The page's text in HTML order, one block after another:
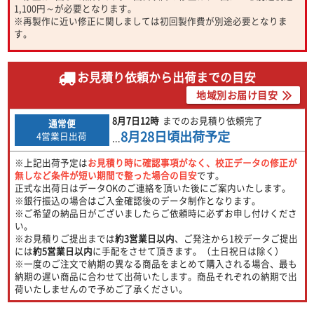
1,100円～が必要となります。
※再製作に近い修正に関しましては初回製作費が別途必要となりま
す。
お見積り依頼から出荷までの目安
地域別お届け目安
通常便
4営業日出荷
8月7日12時 までのお見積り依頼完了
...8月28日頃出荷予定
※上記出荷予定はお見積り時に確認事項がなく、校正データの修正が
無しなど条件が短い期間で整った場合の目安です。
正式な出荷日はデータOKのご連絡を頂いた後にご案内いたします。
※銀行振込の場合はご入金確認後のデータ制作となります。
※ご希望の納品日がございましたらご依頼時に必ずお申し付けくださ
い。
※お見積りご提出までは約3営業日以内、ご発注から1校データご提出
には約5営業日以内に手配をさせて頂きます。（土日祝日は除く）
※一度のご注文で納期の異なる商品をまとめて購入される場合、最も
納期の遅い商品に合わせて出荷いたします。商品それぞれの納期で出
荷いたしませんので予めご了承ください。